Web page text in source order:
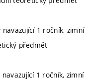
1 ročník, zimní
předmět
1 ročník, zimní